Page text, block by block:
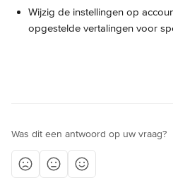
Wijzig de instellingen op
opgestelde vertalingen voor
Was dit een antwoord op uw vraag?